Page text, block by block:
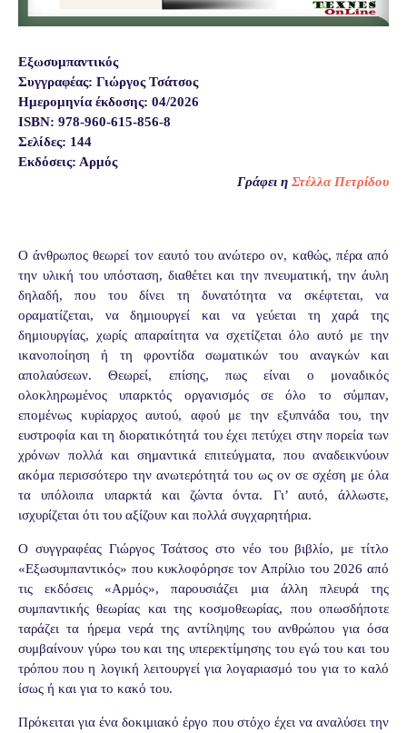
Εξωσυμπαντικός
Συγγραφέας: Γιώργος Τσάτσος
Ημερομηνία έκδοσης: 04/2026
ISBN: 978-960-615-856-8
Σελίδες: 144
Eκδόσεις: Αρμός
Γράφει η Στέλλα Πετρίδου
Ο άνθρωπος θεωρεί τον εαυτό του ανώτερο ον, καθώς, πέρα από
την υλική του υπόσταση, διαθέτει και την πνευματική, την άυλη
δηλαδή, που του δίνει τη δυνατότητα να σκέφτεται, να
οραματίζεται, να δημιουργεί και να γεύεται τη χαρά της
δημιουργίας, χωρίς απαραίτητα να σχετίζεται όλο αυτό με την
ικανοποίηση ή τη φροντίδα σωματικών του αναγκών και
απολαύσεων. Θεωρεί, επίσης, πως είναι ο μοναδικός
ολοκληρωμένος υπαρκτός οργανισμός σε όλο το σύμπαν,
επομένως κυρίαρχος αυτού, αφού με την εξυπνάδα του, την
ευστροφία και τη διορατικότητά του έχει πετύχει στην πορεία των
χρόνων πολλά και σημαντικά επιτεύγματα, που αναδεικνύουν
ακόμα περισσότερο την ανωτερότητά του ως ον σε σχέση με όλα
τα υπόλοιπα υπαρκτά και ζώντα όντα. Γι’ αυτό, άλλωστε,
ισχυρίζεται ότι του αξίζουν και πολλά συγχαρητήρια.
Ο συγγραφέας Γιώργος Τσάτσος στο νέο του βιβλίο, με τίτλο
«Εξωσυμπαντικός» που κυκλοφόρησε τον Απρίλιο του 2026 από
τις εκδόσεις «Αρμός», παρουσιάζει μια άλλη πλευρά της
συμπαντικής θεωρίας και της κοσμοθεωρίας, που οπωσδήποτε
ταράζει τα ήρεμα νερά της αντίληψης του ανθρώπου για όσα
συμβαίνουν γύρω του και της υπερεκτίμησης του εγώ του και του
τρόπου που η λογική λειτουργεί για λογαριασμό του για το καλό
ίσως ή και για το κακό του.
Πρόκειται για ένα δοκιμιακό έργο που στόχο έχει να αναλύσει την